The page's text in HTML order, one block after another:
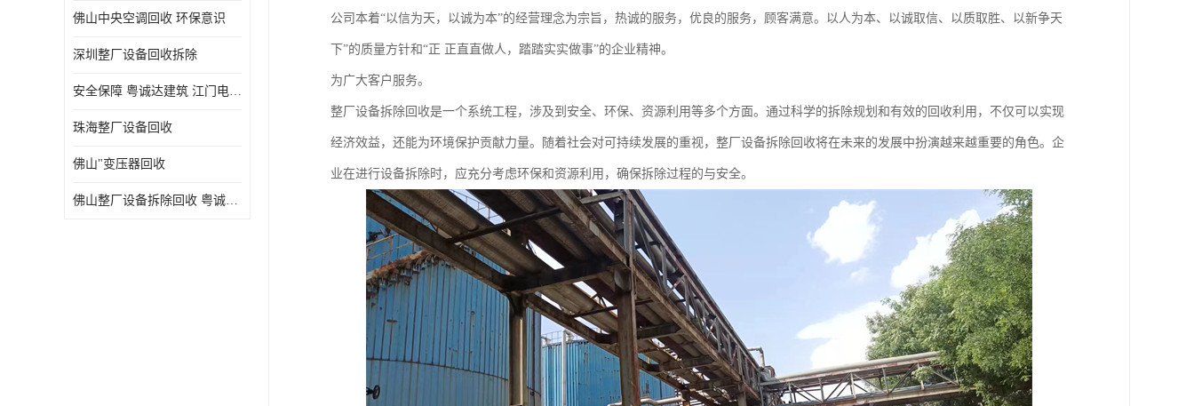
佛山中央空调回收 环保意识
深圳整厂设备回收拆除
安全保障 粤诚达建筑 江门电梯拆除公司
珠海整厂设备回收
佛山"变压器回收
佛山整厂设备拆除回收 粤诚达建筑 环保意识
公司本着“以信为天，以诚为本”的经营理念为宗旨，热诚的服务，优良的服务，顾客满意。以人为本、以诚取信、以质取胜、以新争天
下”的质量方针和“正 正直直做人，踏踏实实做事”的企业精神。
为广大客户服务。
整厂设备拆除回收是一个系统工程，涉及到安全、环保、资源利用等多个方面。通过科学的拆除规划和有效的回收利用，不仅可以实现
经济效益，还能为环境保护贡献力量。随着社会对可持续发展的重视，整厂设备拆除回收将在未来的发展中扮演越来越重要的角色。企
业在进行设备拆除时，应充分考虑环保和资源利用，确保拆除过程的与安全。